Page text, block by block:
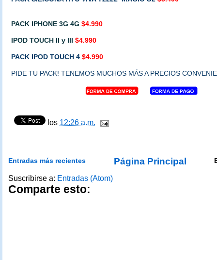
PACK IPHONE 3G 4G $4.990
IPOD TOUCH II y III $4.990
PACK IPOD TOUCH 4 $4.990
PIDE TU PACK! TENEMOS MUCHOS MÁS A PRECIOS
los 12:26 a.m.
Entradas más recientes Página Principal
Suscribirse a: Entradas (Atom)
Comparte esto: